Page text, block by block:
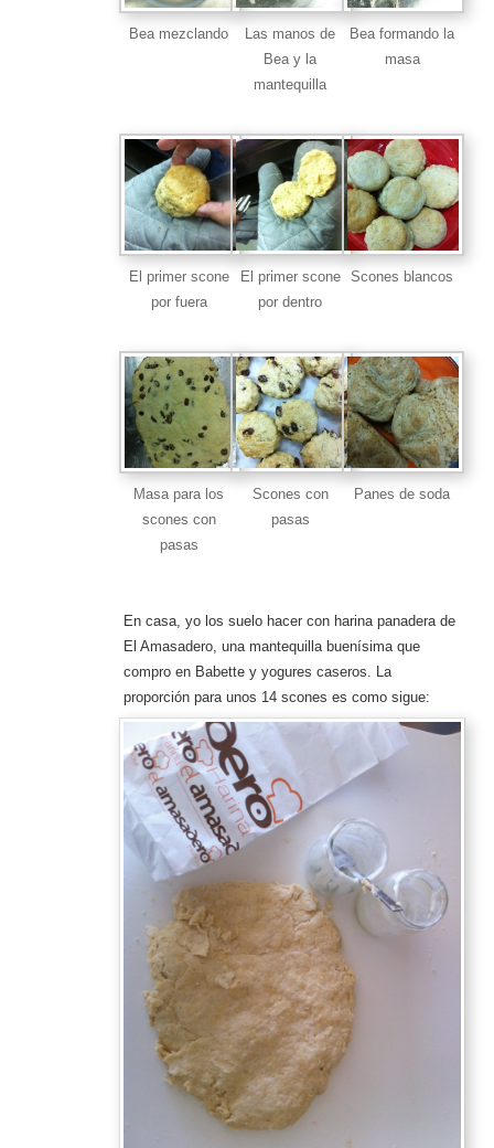
Bea mezclando
Las manos de
Bea y la
mantequilla
Bea formando la
masa
El primer scone
por fuera
El primer scone
por dentro
Scones blancos
Masa para los
scones con
pasas
Scones con
pasas
Panes de soda
En casa, yo los suelo hacer con harina panadera de
El Amasadero, una mantequilla buenísima que
compro en Babette y yogures caseros. La
proporción para unos 14 scones es como sigue: